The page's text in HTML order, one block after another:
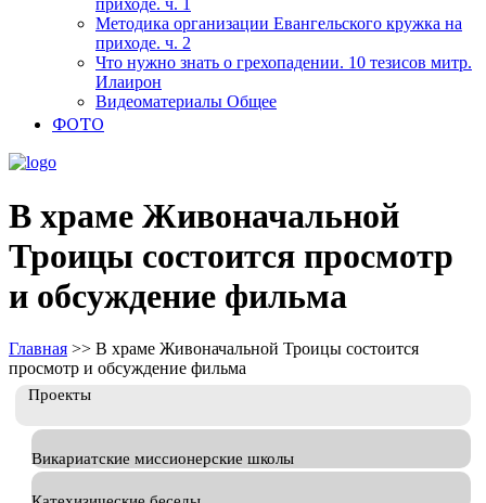
приходе. ч. 1
Методика организации Евангельского кружка на
приходе. ч. 2
Что нужно знать о грехопадении. 10 тезисов митр.
Илаирон
Видеоматериалы Общее
ФОТО
В храме Живоначальной
Троицы состоится просмотр
и обсуждение фильма
Главная >> В храме Живоначальной Троицы состоится
просмотр и обсуждение фильма
Проекты
Викариатские миссионерские школы